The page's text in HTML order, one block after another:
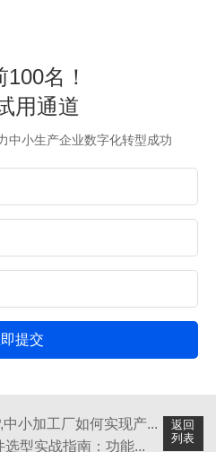
100名！
用通道
中小生产企业数字化转型成功
提交
返回
列表
小加工厂如何实现产...
型实战指南：功能...